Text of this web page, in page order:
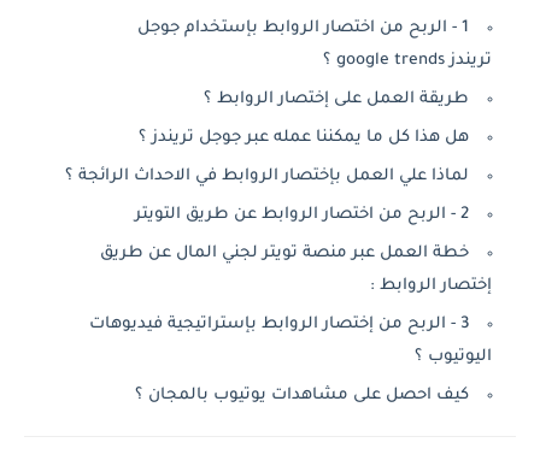
1 - الربح من اختصار الروابط بإستخدام جوجل
تريندز google trends ؟
طريقة العمل على إختصار الروابط ؟
هل هذا كل ما يمكننا عمله عبر جوجل تريندز ؟
لماذا علي العمل بإختصار الروابط في الاحداث الرائجة ؟
2 - الربح من اختصار الروابط عن طريق التويتر
خطة العمل عبر منصة تويتر لجني المال عن طريق
إختصار الروابط :
3 - الربح من إختصار الروابط بإستراتيجية فيديوهات
اليوتيوب ؟
كيف احصل على مشاهدات يوتيوب بالمجان ؟